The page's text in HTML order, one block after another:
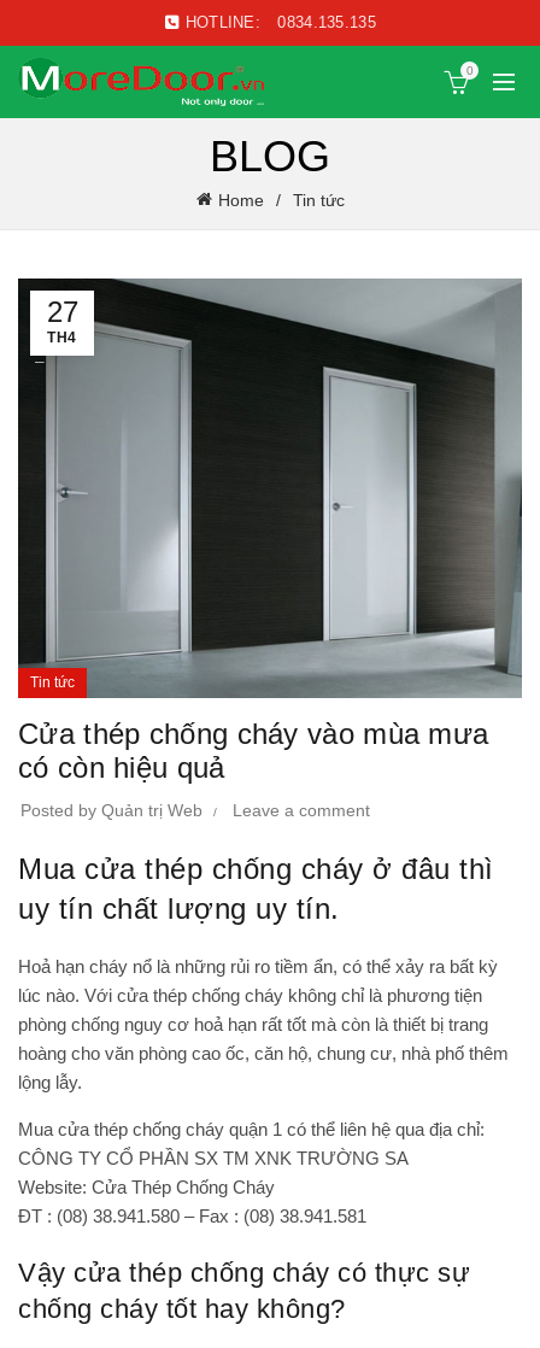
HOTLINE: 0834.135.135
0
BLOG
Home Tin tức
27
TH4
Tin tức
Cửa thép chống cháy vào mùa mưa
có còn hiệu quả
Posted by Quản trị Web Leave a comment
Mua cửa thép chống cháy ở đâu thì
uy tín chất lượng uy tín.
Hoả hạn cháy nổ là những rủi ro tiềm ẩn, có thể xảy ra bất kỳ
lúc nào. Với cửa thép chống cháy không chỉ là phương tiện
phòng chống nguy cơ hoả hạn rất tốt mà còn là thiết bị trang
hoàng cho văn phòng cao ốc, căn hộ, chung cư, nhà phố thêm
lộng lẫy.
Mua cửa thép chống cháy quận 1 có thể liên hệ qua địa chỉ:
CÔNG TY CỔ PHẦN SX TM XNK TRƯỜNG SA
Website: Cửa Thép Chống Cháy
ĐT : (08) 38.941.580 – Fax : (08) 38.941.581
Vậy cửa thép chống cháy có thực sự
chống cháy tốt hay không?